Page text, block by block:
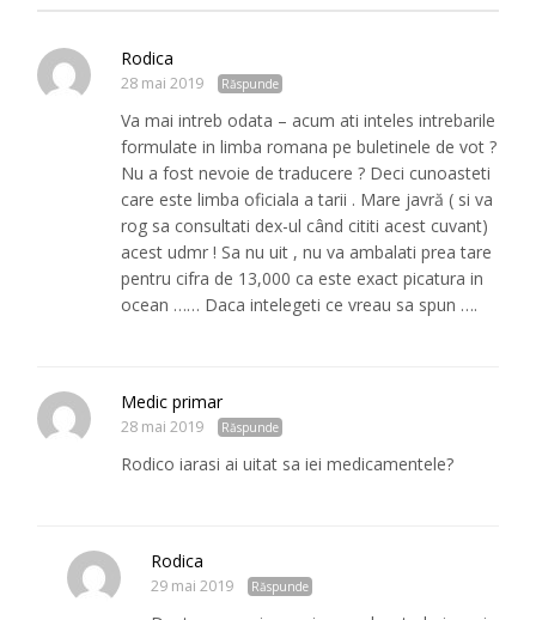
Rodica
28 mai 2019 Răspunde
Va mai intreb odata – acum ati inteles intrebarile
formulate in limba romana pe buletinele de vot ?
Nu a fost nevoie de traducere ? Deci cunoasteti
care este limba oficiala a tarii . Mare javră ( si va
rog sa consultati dex-ul când cititi acest cuvant)
acest udmr ! Sa nu uit , nu va ambalati prea tare
pentru cifra de 13,000 ca este exact picatura in
ocean …… Daca intelegeti ce vreau sa spun ….
Medic primar
28 mai 2019 Răspunde
Rodico iarasi ai uitat sa iei medicamentele?
Rodica
29 mai 2019 Răspunde